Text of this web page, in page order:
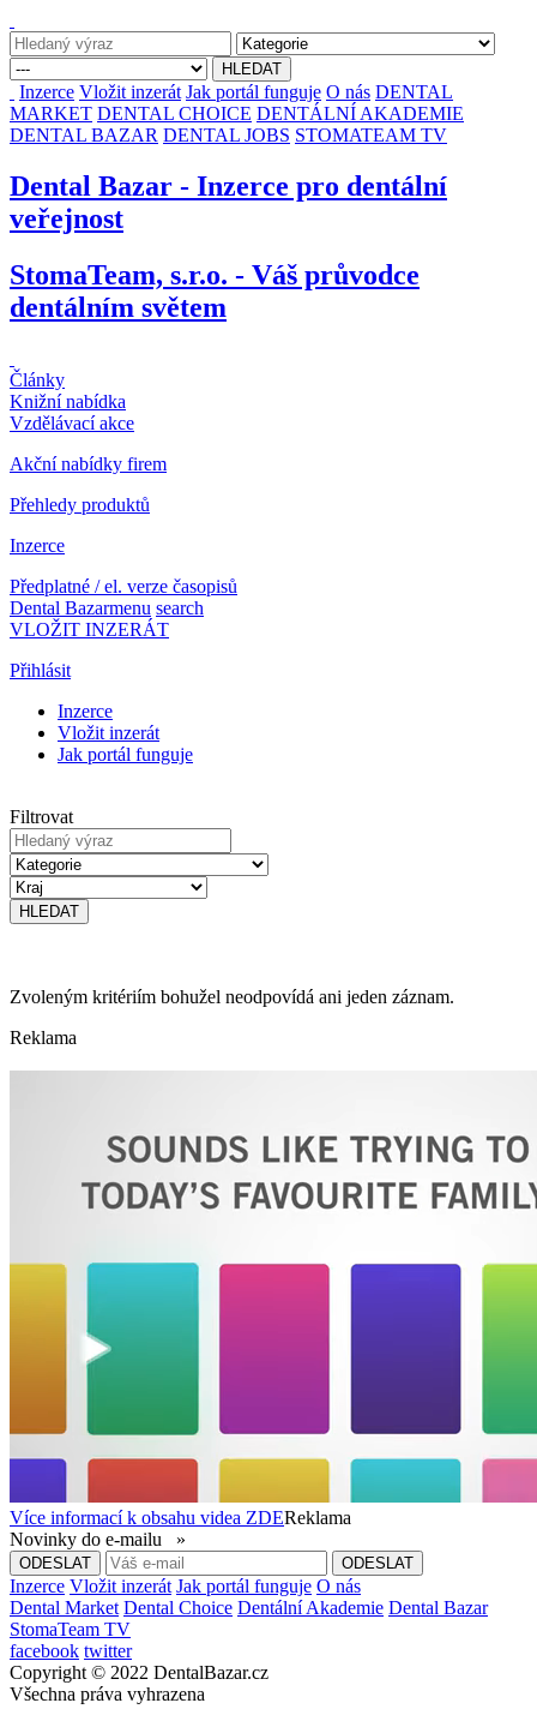
Inzerce Vložit inzerát Jak portál funguje O nás DENTAL
MARKET DENTAL CHOICE DENTÁLNÍ AKADEMIE
DENTAL BAZAR DENTAL JOBS STOMATEAM TV
Dental Bazar - Inzerce pro dentální
veřejnost
StomaTeam, s.r.o. - Váš průvodce
dentálním světem
Články
Knižní nabídka
Vzdělávací akce
Akční nabídky firem
Přehledy produktů
Inzerce
Předplatné / el. verze časopisů
Dental Bazarmenu search
VLOŽIT INZERÁT
Přihlásit
Inzerce
Vložit inzerát
Jak portál funguje
Filtrovat
Zvoleným kritériím bohužel neodpovídá ani jeden záznam.
Reklama
Více informací k obsahu videa ZDEReklama
Novinky do e-mailu »
Inzerce Vložit inzerát Jak portál funguje O nás
Dental Market Dental Choice Dentální Akademie Dental Bazar
StomaTeam TV
facebook twitter
Copyright © 2022 DentalBazar.cz
Všechna práva vyhrazena